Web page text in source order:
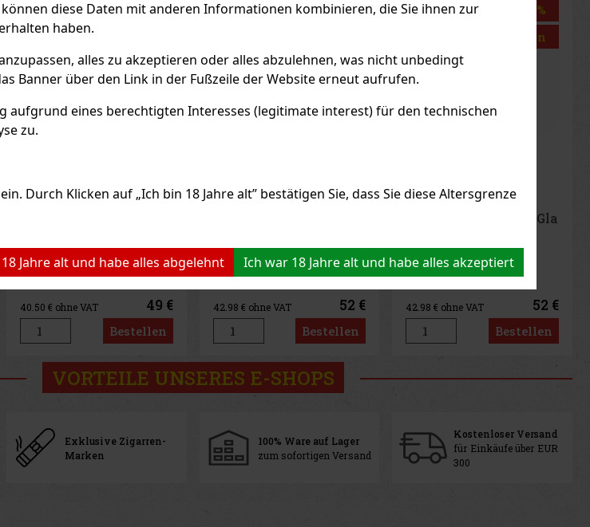
diese Daten mit anderen Informationen kombinieren, die Sie ihnen zur
haben.
alles zu akzeptieren oder alles abzulehnen, was nicht unbedingt
Banner über den Link in der Fußzeile der Website erneut aufrufen.
eines berechtigten Interesses (legitimate interest) für den technischen
zu.
Durch Klicken auf „Ich bin 18 Jahre alt” bestätigen Sie, dass Sie diese Altersgrenze
Jahre alt und habe alles abgelehnt Ich war 18 Jahre alt und habe alles akzeptiert
Rabatt: 38%
Modern Shisha
40.50 € ohne VAT 49 €
Bestellen
Rabatt: 35%
Modern-Shisha
42.98 € ohne VAT 52 €
Bestellen
Rabatt: 35%
Aktion
Modern-Shisha
Wasserpfeife"Vase"Glas
42.98€ ohne VAT 52 €
Bestellen
VORTEILE UNSERES E-SHOPS
Exklusive Zigarren-
Marken
100% Ware auf Lager
zum sofortigen Versand
Kostenloser Versand
für Einkäufe über EUR
300